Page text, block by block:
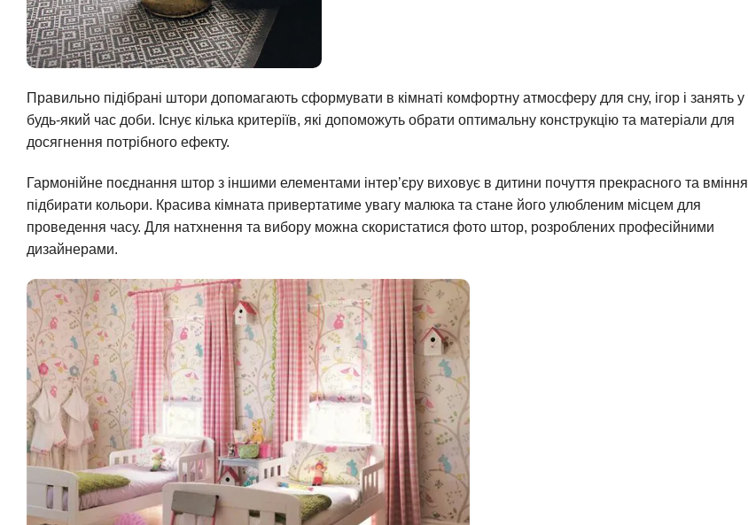
Правильно підібрані штори допомагають сформувати в кімнаті комфортну атмосферу для сну, ігор і занять у
будь-який час доби. Існує кілька критеріїв, які допоможуть обрати оптимальну конструкцію та матеріали для
досягнення потрібного ефекту.
Гармонійне поєднання штор з іншими елементами інтер’єру виховує в дитини почуття прекрасного та вміння
підбирати кольори. Красива кімната привертатиме увагу малюка та стане його улюбленим місцем для
проведення часу. Для натхнення та вибору можна скористатися фото штор, розроблених професійними
дизайнерами.